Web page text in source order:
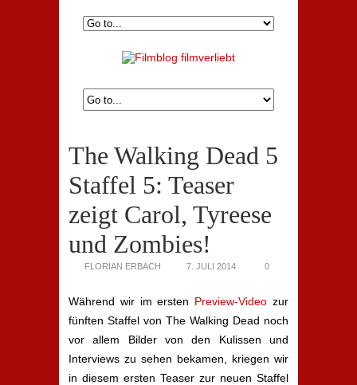
The Walking Dead 5
Staffel 5: Teaser
zeigt Carol, Tyreese
und Zombies!
FLORIAN ERBACH 7. JULI 2014 0
Während wir im ersten Preview-Video zur
fünften Staffel von The Walking Dead noch
vor allem Bilder von den Kulissen und
Interviews zu sehen bekamen, kriegen wir
in diesem ersten Teaser zur neuen Staffel